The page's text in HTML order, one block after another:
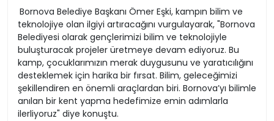
Bornova Belediye Başkanı Ömer Eşki, kampın bilim ve
teknolojiye olan ilgiyi artıracağını vurgulayarak, "Bornova
Belediyesi olarak gençlerimizi bilim ve teknolojiyle
buluşturacak projeler üretmeye devam ediyoruz. Bu
kamp, çocuklarımızın merak duygusunu ve yaratıcılığını
desteklemek için harika bir fırsat. Bilim, geleceğimizi
şekillendiren en önemli araçlardan biri. Bornova’yı bilimle
anılan bir kent yapma hedefimize emin adımlarla
ilerliyoruz" diye konuştu.